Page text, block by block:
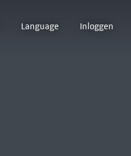
Language Inloggen